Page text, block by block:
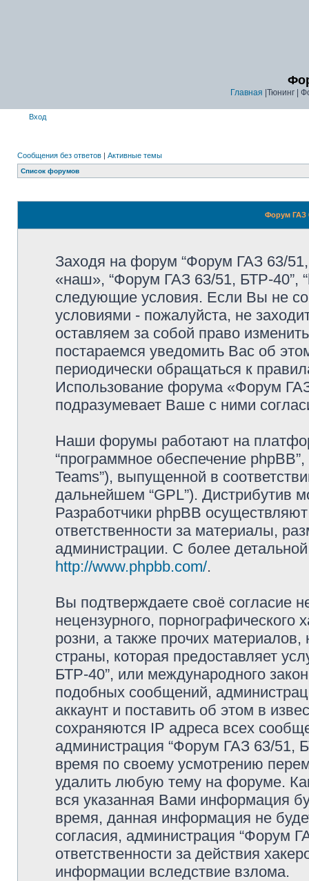
Главная |Тюнинг |
Вход
Сообщения без ответов | Активные темы
Список форумов
Форум ГАЗ
Заходя на форум “Форум ГАЗ 63/
«наш», “Форум ГАЗ 63/51, БТР-40”,
следующие условия. Если Вы не
условиями - пожалуйста, не
оставляем за собой право
постараемся уведомить Вас об
периодически обращаться к
Использование форума «Форум
подразумевает Ваше с ними
Наши форумы работают на
“программное обеспечение
Teams”), выпущенной в
дальнейшем “GPL”). Дистрибутив
Разработчики phpBB
ответственности за материалы,
администрации. С более
http://www.phpbb.com/.
Вы подтверждаете своё согласие
нецензурного, порнографического
розни, а также прочих
страны, которая предоставляет
БТР-40”, или международного
подобных сообщений,
аккаунт и поставить об этом в
сохраняются IP адреса всех
администрация “Форум ГАЗ 63/51,
время по своему усмотрению
удалить любую тему на форуме.
вся указанная Вами информация
время, данная информация не
согласия, администрация “Форум
ответственности за действия
информации вследствие взлома.